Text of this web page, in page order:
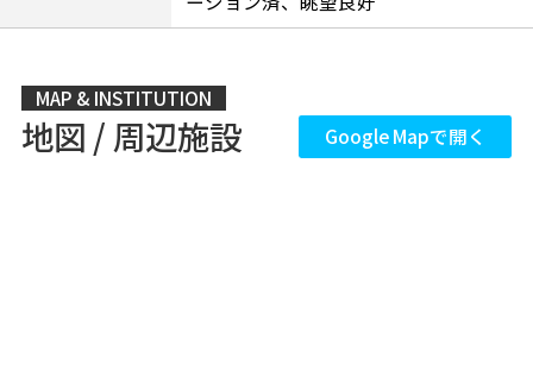
MAP & INSTITUTION
地図 / 周辺施設 Google Mapで開く